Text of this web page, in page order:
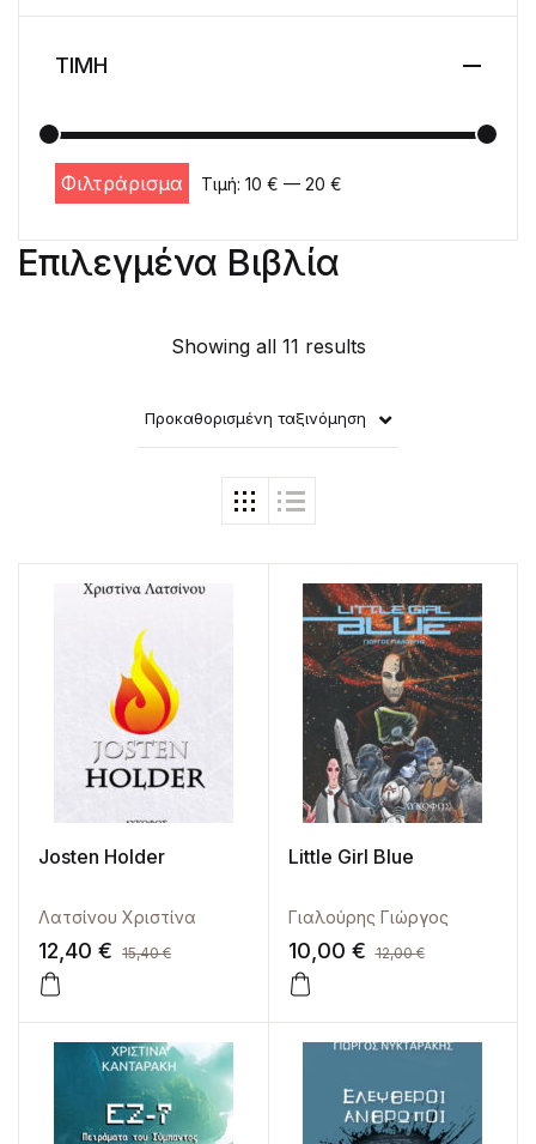
Επιλεγμένα Βιβλία
Showing all 11 results
Προκαθορισμένη ταξινόμηση
Josten Holder
Λατσίνου Χριστίνα
12,40 € 15,40€
Little Girl Blue
Γιαλούρης Γιώργος
10,00 € 12,00€
ΤΙΜΗ
Ελάχιστη τιμή
Μέγιστη τιμή
Φιλτράρισμα Τιμή: 10 € — 20 €